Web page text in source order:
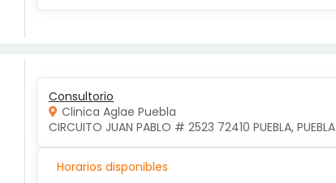
Consultorio
Clinica Aglae Puebla
CIRCUITO JUAN PABLO # 2523 72410 PUEBLA, PUEBLA
Horarios disponibles